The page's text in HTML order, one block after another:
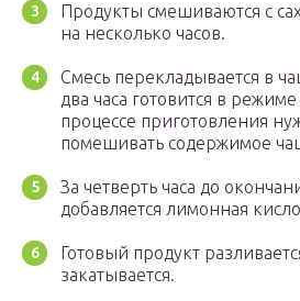
Продукты смешиваются с
на несколько часов.
Смесь перекладывается в
два часа готовится в
процессе приготовления
помешивать содержимое
За четверть часа до
добавляется лимонная
Готовый продукт
закатывается.